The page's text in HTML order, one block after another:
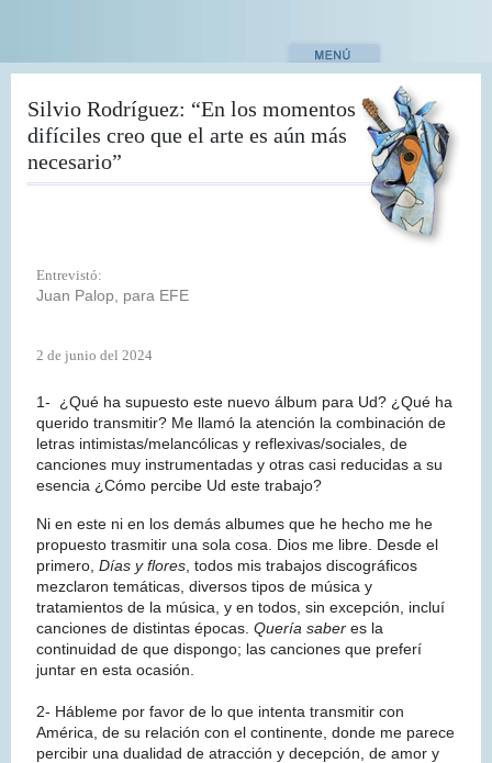
contenido
Silvio Rodríguez: “En los momentos
difíciles creo que el arte es aún más
necesario”
Entrevistó:
Juan Palop, para EFE
2 de junio del 2024
1- ¿Qué ha supuesto este nuevo álbum para Ud? ¿Qué ha
querido transmitir? Me llamó la atención la combinación de
letras intimistas/melancólicas y reflexivas/sociales, de
canciones muy instrumentadas y otras casi reducidas a su
esencia ¿Cómo percibe Ud este trabajo?
Ni en este ni en los demás albumes que he hecho me he
propuesto trasmitir una sola cosa. Dios me libre. Desde el
primero, Días y flores , todos mis trabajos discográficos
mezclaron temáticas, diversos tipos de música y
tratamientos de la música, y en todos, sin excepción, incluí
canciones de distintas épocas. Quería saber es la
continuidad de que dispongo; las canciones que preferí
juntar en esta ocasión.
2- Hábleme por favor de lo que intenta transmitir con
América, de su relación con el continente, donde me parece
percibir una dualidad de atracción y decepción, de amor y